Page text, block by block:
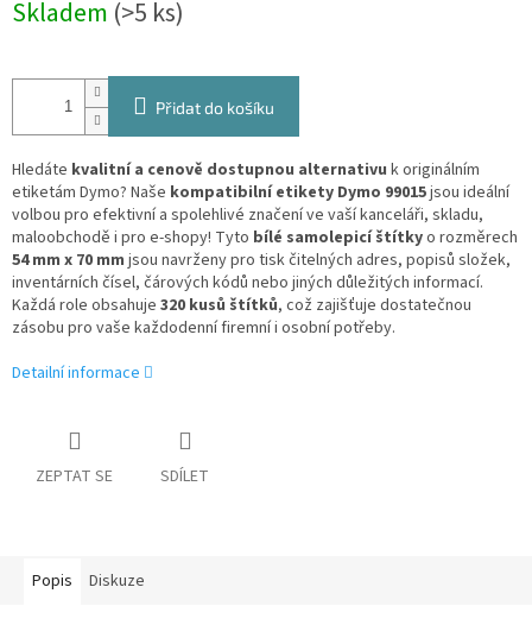
cena:
Skladem (>5 ks)
Přidat do košíku
Hledáte kvalitní a cenově dostupnou alternativu k originálním
etiketám Dymo? Naše kompatibilní etikety Dymo 99015jsou ideální
volbou pro efektivní a spolehlivé značení ve vaší kanceláři, skladu,
maloobchodě i pro e-shopy! Tyto bílé samolepicí štítkyo rozměrech
54 mm x 70 mm jsou navrženy pro tisk čitelných adres, popisů složek,
inventárních čísel, čárových kódů nebo jiných důležitých informací.
Každá role obsahuje 320 kusů štítků, což zajišťuje dostatečnou
zásobu pro vaše každodenní firemní i osobní potřeby.
Detailní informace
ZEPTAT SE SDÍLET
Popis Diskuze